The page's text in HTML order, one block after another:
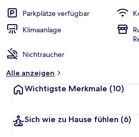
Parkplätze verfügbar
Klimaanlage
Nichtraucher
Alle anzeigen
Wichtigste Merkmale (10)
Sich wie zu Hause fühlen (6)